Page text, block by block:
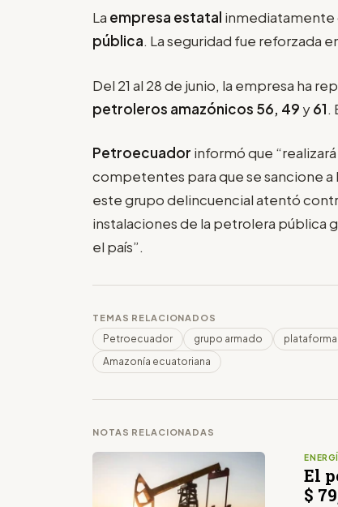
La empresa estatal inmediatamente
pública. La seguridad fue reforzada
Del 21 al 28 de junio, la empresa ha
petroleros amazónicos 56, 49 y61.
Petroecuador informó que
competentes para que se sancione
este grupo delincuencial atentó
instalaciones de la petrolera pública
el país”.
TEMAS RELACIONADOS
Petroecuador grupo armado plataforma
Amazonía ecuatoriana
NOTAS RELACIONADAS
El
$